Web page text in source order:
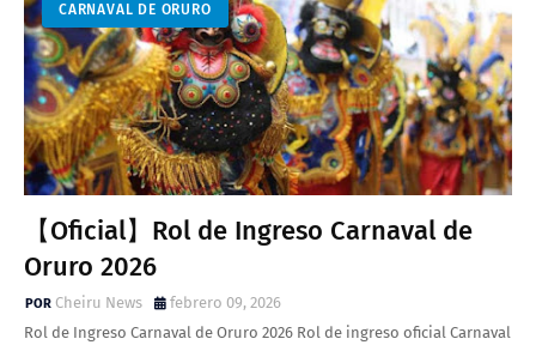
CARNAVAL DE ORURO
【Oficial】Rol de Ingreso Carnaval de
Oruro 2026
Cheiru News
febrero 09, 2026
Rol de Ingreso Carnaval de Oruro 2026 Rol de ingreso oficial Carnaval